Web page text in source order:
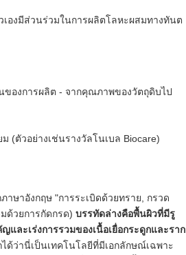
เองมีส่วนร่วมในการผลิตโลหะผสมทางทันต
องการผลิต - จากคุณภาพของวัตถุดิบไป
(ตัวอย่างเช่นรางวัลโนเบล Biocare)
ษาอังกฤษ "การระเบิดด้วยทราย, กรวด
ด้วยการกัดกรด) บรรทัดล่างคือพื้นผิวที่มีรู
ละเร่งการรวมของเนื้อเยื่อกระดูกและราก
ด้ว่านี่เป็นเทคโนโลยีที่มีเอกลักษณ์เฉพาะ